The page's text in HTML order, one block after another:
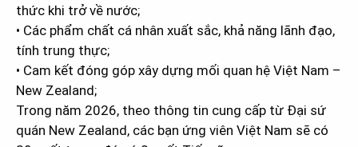
thức khi trở về nước;
• Các phẩm chất cá nhân xuất sắc, khả năng lãnh đạo,
tính trung thực;
• Cam kết đóng góp xây dựng mối quan hệ Việt Nam –
New Zealand;
Trong năm 2026, theo thông tin cung cấp từ Đại sứ
quán New Zealand, các bạn ứng viên Việt Nam sẽ có